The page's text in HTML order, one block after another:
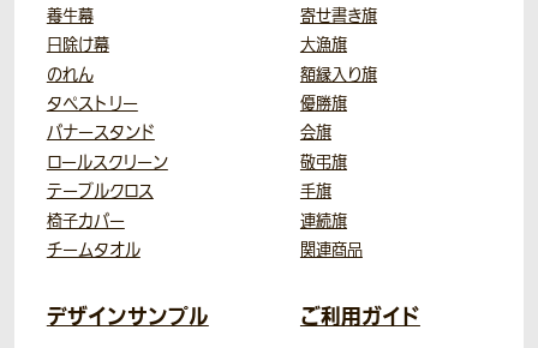
養生幕
日除け幕
のれん
タペストリー
バナースタンド
ロールスクリーン
テーブルクロス
椅子カバー
チームタオル
寄せ書き旗
大漁旗
額縁入り旗
優勝旗
会旗
敬弔旗
手旗
連続旗
関連商品
デザインサンプル
ご利用ガイド